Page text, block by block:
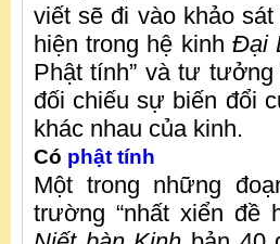
viết sẽ đi vào khảo
hiện trong hệ kinh Đại
Phật tính” và tư tưởng
đối chiếu sự biến đổi
khác nhau của kinh.
Có phật tính
Một trong những
trường “nhất xiển đề